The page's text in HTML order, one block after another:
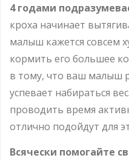
4 годами
кроха начинает
малыш кажется совсем
кормить его большее
в тому, что ваш малыш
успевает набираться
проводить время
отлично подойдут для
Всячески помогайте